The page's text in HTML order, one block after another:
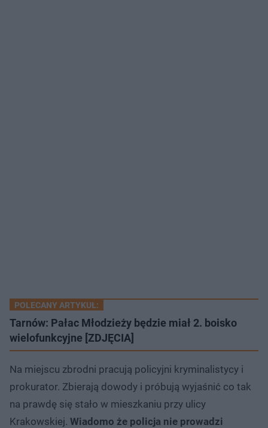
POLECANY ARTYKUŁ:
Tarnów: Pałac Młodzieży będzie miał 2. boisko
wielofunkcyjne [ZDJĘCIA]
Na miejscu zbrodni pracują policyjni kryminalistycy i
prokurator. Zbierają dowody i próbują wyjaśnić co tak
na prawdę się stało w mieszkaniu przy ulicy
Krakowskiej. Wiadomo że policja nie prowadzi